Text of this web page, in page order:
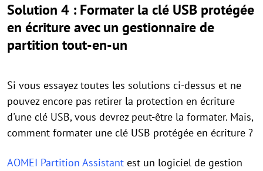
Solution 4 : Formater la clé USB protégée
en écriture avec un gestionnaire de
partition tout-en-un
Si vous essayez toutes les solutions ci-dessus et ne
pouvez encore pas retirer la protection en écriture
d'une clé USB, vous devrez peut-être la formater. Mais,
comment formater une clé USB protégée en écriture ?
AOMEI Partition Assistant est un logiciel de gestion